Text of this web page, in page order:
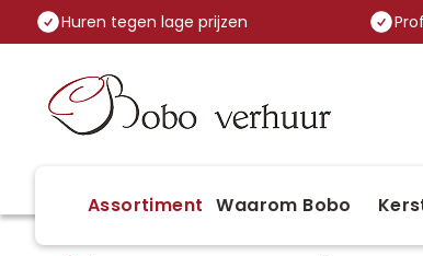
Huren tegen lage prijzen
Assortiment Waarom Bobo